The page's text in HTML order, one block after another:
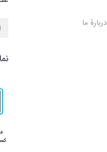
دربارۀ ما